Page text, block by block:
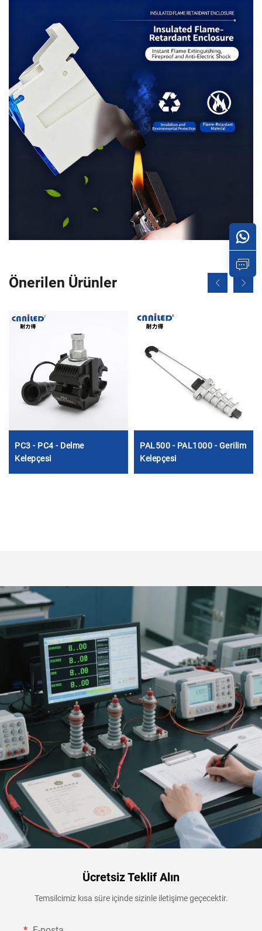
Önerilen Ürünler
PC3 - PC4 - Delme
Kelepçesi
PAL500 - PAL1000 - Gerilim
Kelepçesi
Ücretsiz Teklif Alın
Temsilcimiz kısa süre içinde sizinle iletişime geçecektir.